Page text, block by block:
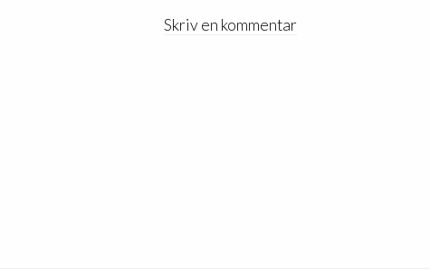
Skriv en kommentar